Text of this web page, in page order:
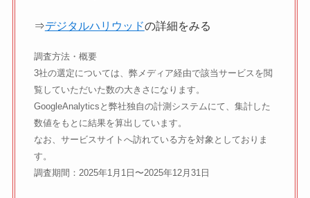
⇒デジタルハリウッドの詳細をみる
調査方法・概要
3社の選定については、弊メディア経由で該当サービスを閲
覧していただいた数の大きさになります。
GoogleAnalyticsと弊社独自の計測システムにて、集計した
数値をもとに結果を算出しています。
なお、サービスサイトへ訪れている方を対象としておりま
す。
調査期間：2025年1月1日〜2025年12月31日